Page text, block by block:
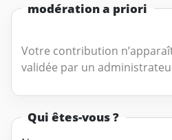
modération a priori
Votre contribution
validée par un
Qui êtes-vous ?